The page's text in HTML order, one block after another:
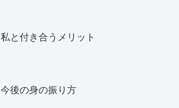
私と付き合うメリット
今後の身の振り方